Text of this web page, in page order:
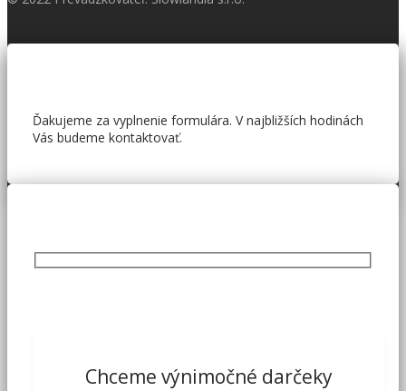
Ďakujeme za vyplnenie formulára. V najbližších hodinách
Vás budeme kontaktovať.
Chceme výnimočné darčeky